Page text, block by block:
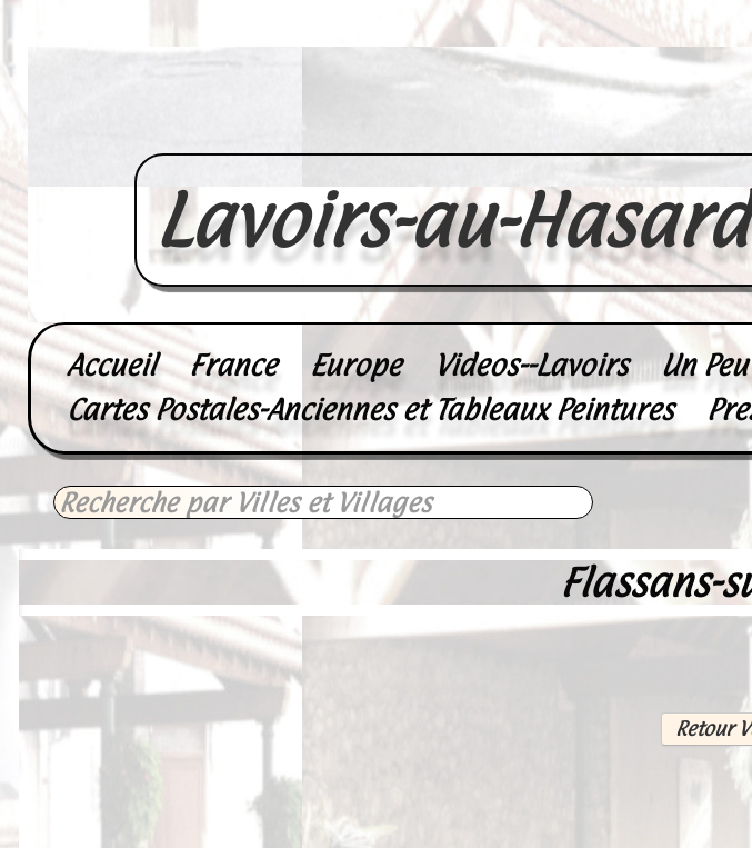
Lavoirs-au-
Accueil France Europe Videos--Lavoirs Un
Cartes Postales-Anciennes et Tableaux Peintures
Flassans-
Retour